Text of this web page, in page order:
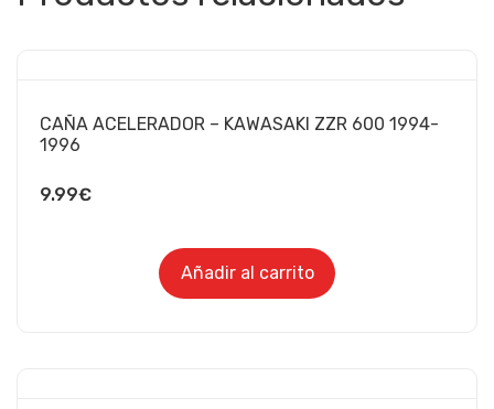
CAÑA ACELERADOR – KAWASAKI ZZR 600 1994-
1996
9.99€
Añadir al carrito